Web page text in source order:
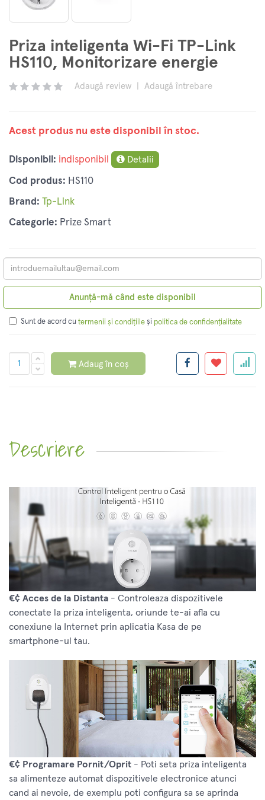
Priza inteligenta Wi-Fi TP-Link
HS110, Monitorizare energie
Adaugă review Adaugă întrebare
Acest produs nu este disponibil în stoc.
Disponibil: indisponibil Detalii
Cod produs: HS110
Brand: Tp-Link
Categorie: Prize Smart
Anunță-mă când este disponibil
Sunt de acord cu termenii și condițiile și politica de confidențialitate
Adaug în coș
Descriere
€¢ Acces de la Distanta - Controleaza dispozitivele
conectate la priza inteligenta, oriunde te-ai afla cu
conexiune la Internet prin aplicatia Kasa de pe
smartphone-ul tau.
€¢ Programare Pornit/Oprit - Poti seta priza inteligenta
sa alimenteze automat dispozitivele electronice atunci
cand ai nevoie, de exemplu poti configura sa se aprinda